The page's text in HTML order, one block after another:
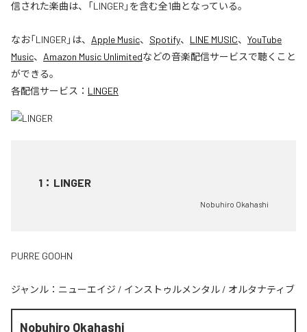
信された楽曲は、「LINGER」を含む全1曲となっている。
なお「LINGER 」は、 Apple Music、 Spotify、 LINE MUSIC、 YouTube
Music、 Amazon Music Unlimitedなどの音楽配信サービスで聴くこと
ができる。
各配信サービス： LINGER
1 ： LINGER
Nobuhiro Okahashi
PURRE GOOHN
ジャンル： ニューエイジ / インストゥルメンタル / オルタナティブ
Nobuhiro Okahashi